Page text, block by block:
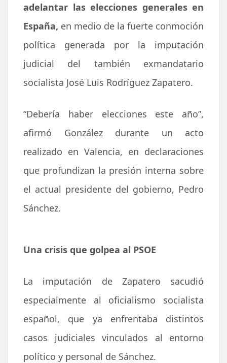
adelantar las elecciones generales en
España, en medio de la fuerte conmoción
política generada por la imputación
judicial del también exmandatario
socialista José Luis Rodríguez Zapatero.
“Debería haber elecciones este año”,
afirmó González durante un acto
realizado en Valencia, en declaraciones
que profundizan la presión interna sobre
el actual presidente del gobierno, Pedro
Sánchez.
Una crisis que golpea al PSOE
La imputación de Zapatero sacudió
especialmente al oficialismo socialista
español, que ya enfrentaba distintos
casos judiciales vinculados al entorno
político y personal de Sánchez.